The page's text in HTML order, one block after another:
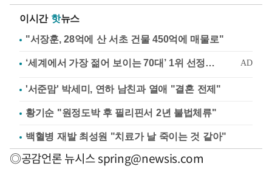
이시간 핫뉴스
"서장훈, 28억에 산 서초 건물 450억에 매물로"
'서준맘' 박세미, 연하 남친과 열애 "결혼 전제"
황기순 "원정도박 후 필리핀서 2년 불법체류"
백혈병 재발 최성원 "치료가 날 죽이는 것 같아"
◎공감언론 뉴시스spring@newsis.com